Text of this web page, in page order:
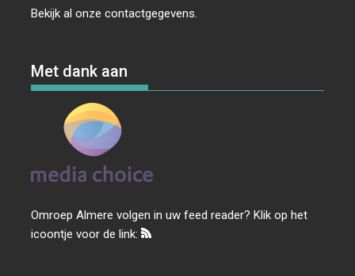
Bekijk al onzecontactgegevens
Met dank aan
Omroep Almere volgen in uw feed reader? Klik op het
icoontje voor de link: